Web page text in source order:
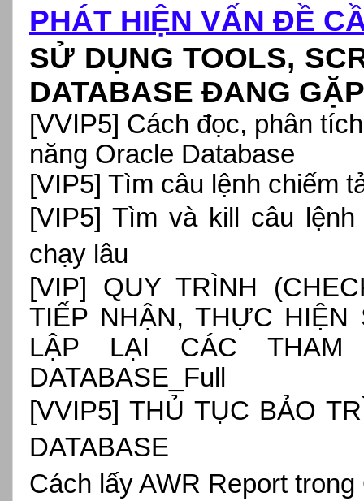
PHÁT HIỆN VẤN ĐỀ
SỬ DỤNG TOOLS,
DATABASE ĐANG
[VVIP5] Cách đọc, phân
năng Oracle Database
[VIP5] Tìm câu lệnh chiếm
[VIP5] Tìm và kill câu
chạy lâu
[VIP] QUY TRÌNH
TIẾP NHẬN, THỰC HIỆN
LẬP LẠI CÁC THAM
DATABASE_Full
[VVIP5] THỦ TỤC BẢO
DATABASE
Cách lấy AWR Report